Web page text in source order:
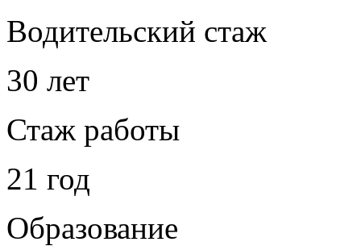
Водительский стаж
30 лет
Стаж работы
21 год
Образование